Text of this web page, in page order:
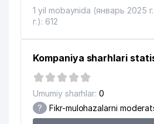
1 yil mobaynida (январь 2025
г.): 612
Kompaniya sharhlari
Umumiy sharhlar: 0
? Fikr-mulohazalarni